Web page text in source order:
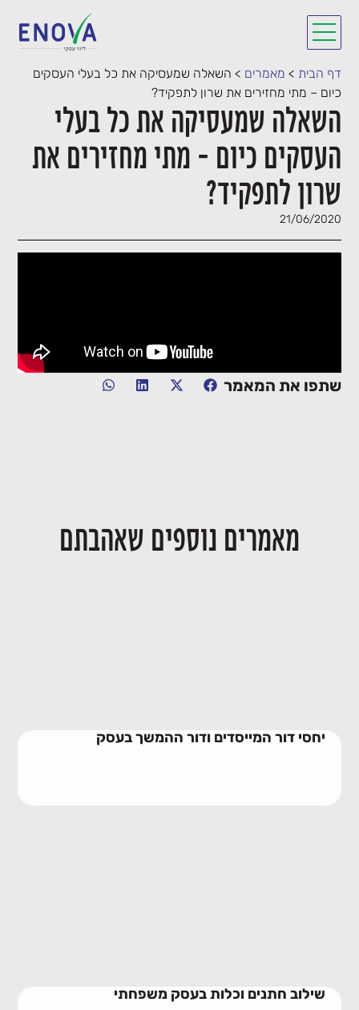
דף הבית > מאמרים > השאלה שמעסיקה את כל בעלי העסקים
כיום – מתי מחזירים את שרון לתפקיד?
השאלה שמעסיקה את כל בעלי
העסקים כיום – מתי מחזירים את
שרון לתפקיד?
21/06/2020
שתפו את המאמר
מאמרים נוספים שאהבתם
יחסי דור המייסדים ודור ההמשך בעסק
שילוב חתנים וכלות בעסק משפחתי